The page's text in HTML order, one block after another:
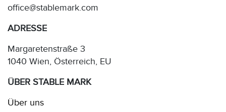
office@stablemark.com
ADRESSE
Margaretenstraße 3
1040 Wien, Österreich, EU
ÜBER STABLE MARK
Über uns